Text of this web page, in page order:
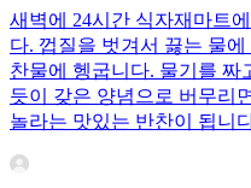
새벽에 24시간 식자재마트
다. 껍질을 벗겨서 끓는 물
찬물에 헹굽니다. 물기를 짜
듯이 갖은 양념으로 버무리
놀라는 맛있는 반찬이 됩니